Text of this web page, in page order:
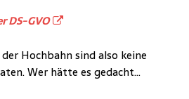
DS-GVO
Hochbahn sind also keine
Wer hätte es gedacht…